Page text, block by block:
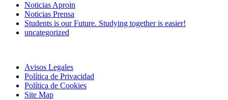
Noticias Aproin
Noticias Prensa
Students is our Future. Studying together is easier!
uncategorized
Avisos Legales
Política de Privacidad
Política de Cookies
Site Map